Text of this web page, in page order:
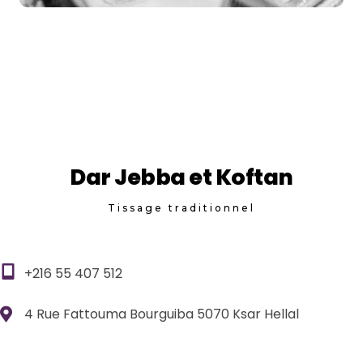
Dar Jebba et Koftan
Tissage traditionnel
+216 55 407 512
4 Rue Fattouma Bourguiba 5070 Ksar Hellal